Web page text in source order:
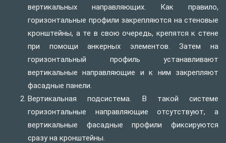
вертикальных направляющих. Как правило,
горизонтальные профили закрепляются на стеновые
кронштейны, а те в свою очередь, крепятся к стене
при помощи анкерных элементов. Затем на
горизонтальный профиль устанавливают
вертикальные направляющие и к ним закрепляют
фасадные панели.
Вертикальная подсистема. В такой системе
горизонтальные направляющие отсутствуют, а
вертикальные фасадные профили фиксируются
сразу на кронштейны.